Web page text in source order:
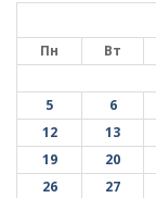
Пн Вт
5
6
12
13
19
20
26
27